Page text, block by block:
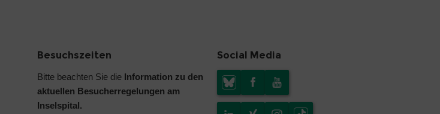
Besuchszeiten
Bitte beachten Sie die Information zu den
aktuellen Besucherregelungen am
Inselspital.
Social Media